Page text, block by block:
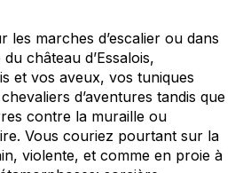
les marches d’escalier ou dans
château d’Essalois,
et vos aveux, vos tuniques
d’aventures tandis que
contre la muraille ou
Vous couriez pourtant sur la
violente, et comme en proie à